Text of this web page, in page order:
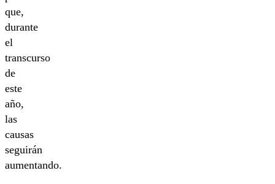
que,
durante
el
transcurso
de
este
año,
las
causas
seguirán
aumentando.